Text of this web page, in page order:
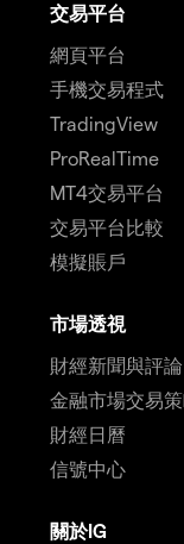
交易平台
網頁平台
手機交易程式
TradingView
ProRealTime
MT4交易平台
交易平台比較
模擬賬戶
市場透視
財經新聞與評論
金融市場交易
財經日曆
信號中心
關於IG